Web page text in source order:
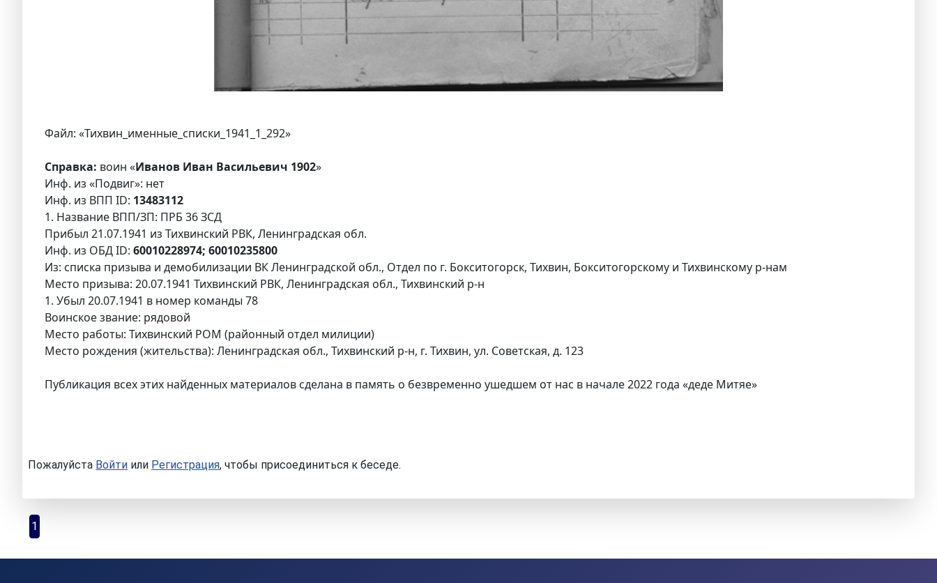
Файл: «Тихвин_именные_списки_1941_1_292»
Справка: воин «Иванов Иван Васильевич 1902»
Инф. из «Подвиг»: нет
Инф. из ВПП ID: 13483112
1. Название ВПП/ЗП: ПРБ 36 ЗСД
Прибыл 21.07.1941 из Тихвинский РВК, Ленинградская обл.
Инф. из ОБД ID: 60010228974; 60010235800
Из: списка призыва и демобилизации ВК Ленинградской обл., Отдел по г. Бокситогорск, Тихвин, Бокситогорскому и Тихвинскому р-нам
Место призыва: 20.07.1941 Тихвинский РВК, Ленинградская обл., Тихвинский р-н
1. Убыл 20.07.1941 в номер команды 78
Воинское звание: рядовой
Место работы: Тихвинский РОМ (районный отдел милиции)
Место рождения (жительства): Ленинградская обл., Тихвинский р-н, г. Тихвин, ул. Советская, д. 123
Публикация всех этих найденных материалов сделана в память о безвременно ушедшем от нас в начале 2022 года «деде Митяе»
Пожалуйста Войти или Регистрация, чтобы присоединиться к беседе.
1